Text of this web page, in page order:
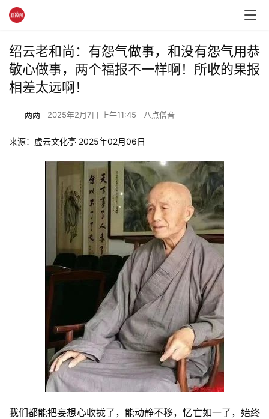
绍云老和尚：有怨气做事，和没有怨气用恭
敬心做事，两个福报不一样啊！所收的果报
相差太远啊！
三三两两 2025年2月7日 上午11:45 八点僧音
来源：虚云文化亭 2025年02月06日
我们都能把妄想心收拢了，能动静不移，忆亡如一了，始终